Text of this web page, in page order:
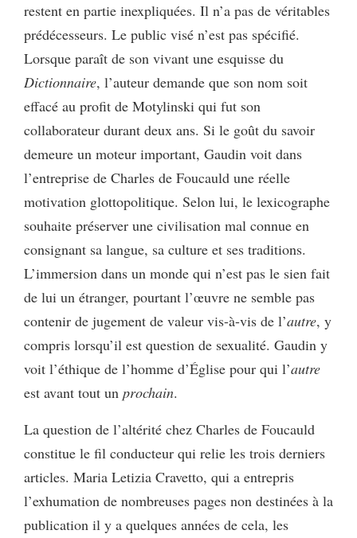
restent en partie inexpliquées. Il n’a pas de véritables
prédécesseurs. Le public visé n’est pas spécifié.
Lorsque paraît de son vivant une esquisse du
Dictionnaire, l’auteur demande que son nom soit
effacé au profit de Motylinski qui fut son
collaborateur durant deux ans. Si le goût du savoir
demeure un moteur important, Gaudin voit dans
l’entreprise de Charles de Foucauld une réelle
motivation glottopolitique. Selon lui, le lexicographe
souhaite préserver une civilisation mal connue en
consignant sa langue, sa culture et ses traditions.
L’immersion dans un monde qui n’est pas le sien fait
de lui un étranger, pourtant l’œuvre ne semble pas
contenir de jugement de valeur vis-à-vis de l’autre, y
compris lorsqu’il est question de sexualité. Gaudin y
voit l’éthique de l’homme d’Église pour qui l’autre
est avant tout un prochain.
La question de l’altérité chez Charles de Foucauld
constitue le fil conducteur qui relie les trois derniers
articles. Maria Letizia Cravetto, qui a entrepris
l’exhumation de nombreuses pages non destinées à la
publication il y a quelques années de cela, les